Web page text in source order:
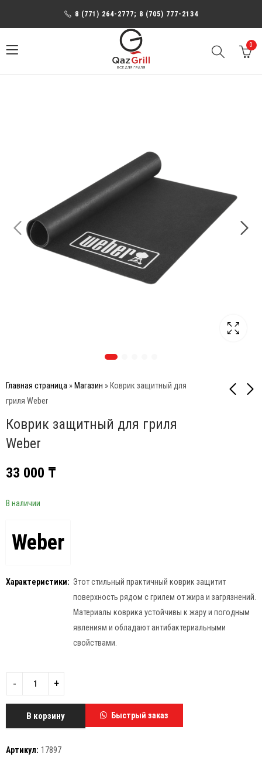
8 (771) 264-2777; 8 (705) 777-2134
0
Главная страница » Магазин » Коврик защитный для
гриля Weber
Коврик защитный для гриля
Weber
Чугунный противень
33 000 ₸
В наличии
Weber
Характеристики: Этот стильный практичный коврик защитит
поверхность рядом с грилем от жира и загрязнений.
Материалы коврика устойчивы к жару и погодным
явлениям и обладают антибактериальными
свойствами.
В корзину Быстрый заказ
Артикул: 17897